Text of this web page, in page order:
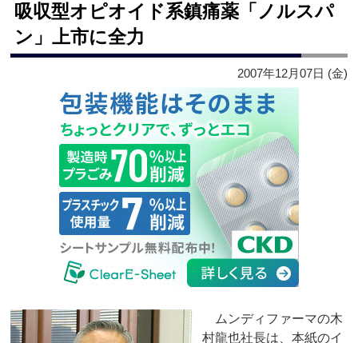
吸収型オピオイド系鎮痛薬「ノルスパ
ン」上市に全力
2007年12月07日 (金)
ムンディファーマの木
村龍也社長は、本紙のイ